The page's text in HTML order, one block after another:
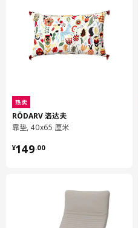
505.161.95
长度
重量
宽度
包装数量
热卖
RÖDARV 洛达夫
靠垫, 40x65 厘米
¥149.00
¥ 149.00